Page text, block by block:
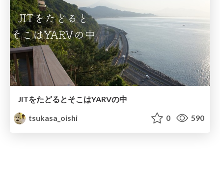
JITをたどるとそこはYARVの中
tsukasa_oishi
0 590